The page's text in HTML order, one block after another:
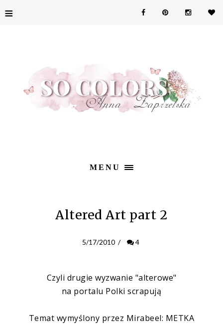
≡
MENU
Altered Art part 2
5/17/2010 / 4
Czyli drugie wyzwanie "alterowe"
na portalu Polkiscrapują
Temat wymyślony przez Mirabeel: METKA